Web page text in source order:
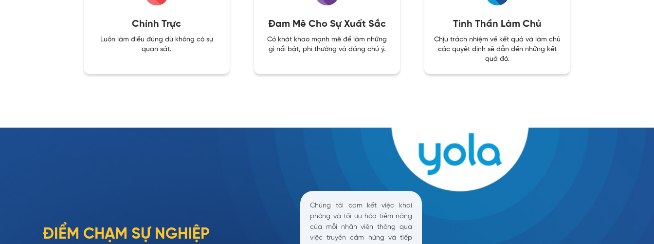
Chính Trực
Luôn làm điều đúng dù không có sự
quan sát.
Đam Mê Cho Sự Xuất Sắc
Có khát khao mạnh mẽ để làm những
gì nổi bật, phi thường và đáng chú ý.
Tinh Thần Làm Chủ
Chịu trách nhiệm về kết quả và làm chủ
các quyết định sẽ dẫn đến những kết
quả đó.
ĐIỂM CHẠM SỰ NGHIỆP
Chúng tôi cam kết việc khai
phóng và tối ưu hóa tiềm năng
của mỗi nhân viên thông qua
việc truyền cảm hứng và tiếp